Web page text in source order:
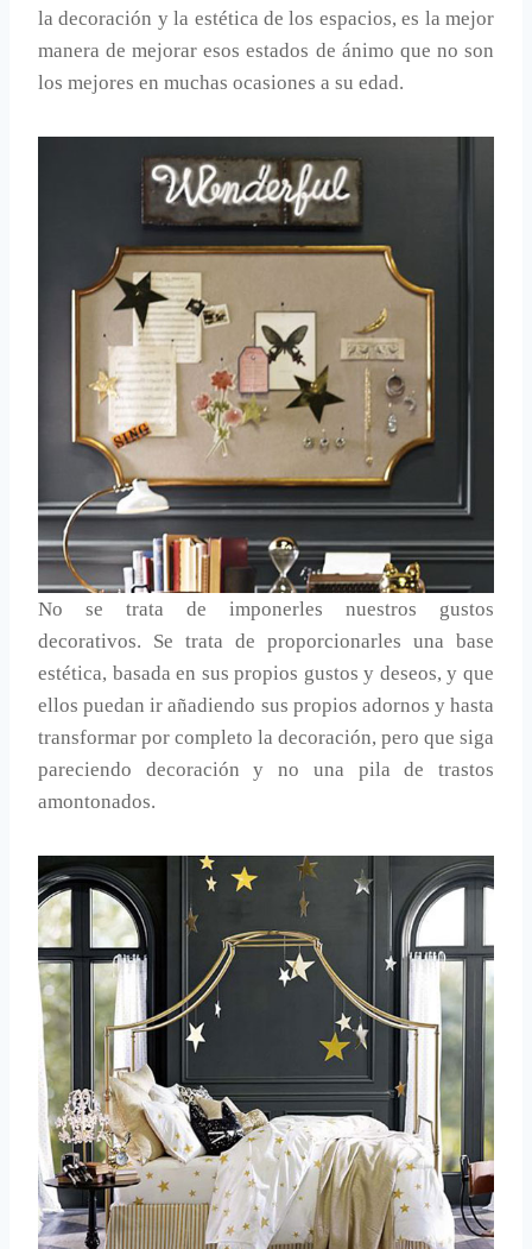
la decoración y la estética de los espacios, es la mejor
manera de mejorar esos estados de ánimo que no son
los mejores en muchas ocasiones a su edad.
No se trata de imponerles nuestros gustos
decorativos. Se trata de proporcionarles una base
estética, basada en sus propios gustos y deseos, y que
ellos puedan ir añadiendo sus propios adornos y hasta
transformar por completo la decoración, pero que siga
pareciendo decoración y no una pila de trastos
amontonados.